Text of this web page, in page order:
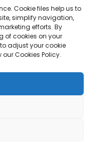
नंबर 55,
युहाई
कंपनी लिमिटेड।
Cookie files help us to
simplify navigation,
efforts. By
of cookies on your
adjust your cookie
Cookies Policy.